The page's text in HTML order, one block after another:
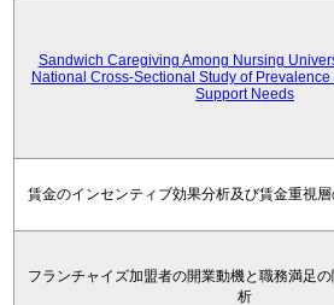
Sandwich Caregiving Among Nursing
National Cross-Sectional Study of
Support Needs
賃金のインセンティブ効果分析及び賃金重視
フランチャイズ加盟者の開業動機と職務満足
析